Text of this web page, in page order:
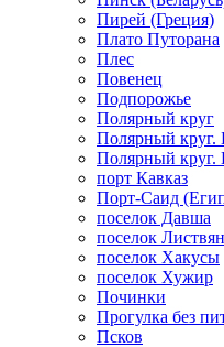
Пирей (Греция)
Плато Путорана
Плес
Повенец
Подпорожье
Полярный круг
Полярный круг.
Полярный круг.
порт Кавказ
Порт-Саид
поселок Давша
поселок
поселок Хакусы
поселок Хужир
Починки
Прогулка без
Псков